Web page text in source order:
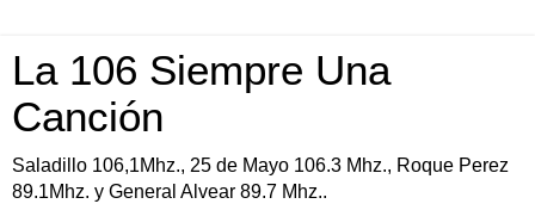
La 106 Siempre Una
Canción
Saladillo 106,1Mhz., 25 de Mayo 106.3 Mhz., Roque Perez
89.1Mhz. y General Alvear 89.7 Mhz..